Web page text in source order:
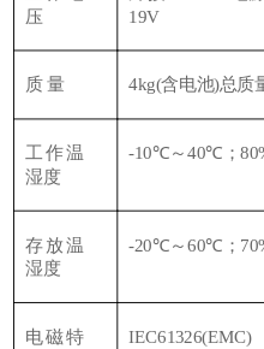
压
19V
质 量 4kg(含电池)总质
工作温
湿度
-10℃～40℃；
存放温
湿度
-20℃～60℃；
电磁特
IEC61326(EMC)